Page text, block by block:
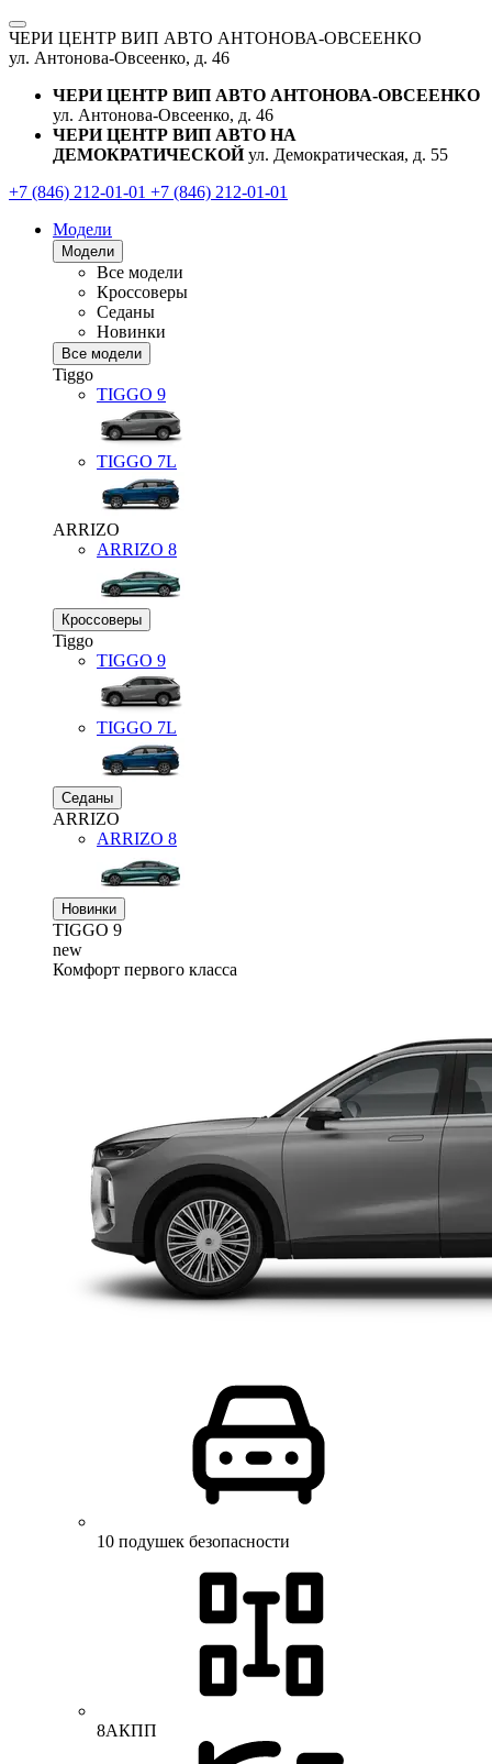
ЧЕРИ ЦЕНТР ВИП АВТО АНТОНОВА-ОВСЕЕНКО
ул. Антонова-Овсеенко, д. 46
ЧЕРИ ЦЕНТР ВИП АВТО АНТОНОВА-ОВСЕЕНКО
ул. Антонова-Овсеенко, д. 46
ЧЕРИ ЦЕНТР ВИП АВТО НА
ДЕМОКРАТИЧЕСКОЙ ул. Демократическая, д. 55
+7 (846) 212-01-01 +7 (846) 212-01-01
Модели
Модели
Все модели
Кроссоверы
Седаны
Новинки
Все модели
Tiggo
TIGGO 9
TIGGO 7L
ARRIZO
ARRIZO 8
Кроссоверы
Tiggo
TIGGO 9
TIGGO 7L
Седаны
ARRIZO
ARRIZO 8
Новинки
TIGGO 9
new
Комфорт первого класса
10 подушек безопасности
8АКПП